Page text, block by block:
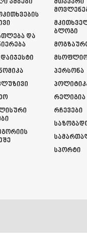
Ამბები
Და
Მთავარი
Ბლოგი
Პერსონა
Რელიგია
Რჩევები
Სპორტი